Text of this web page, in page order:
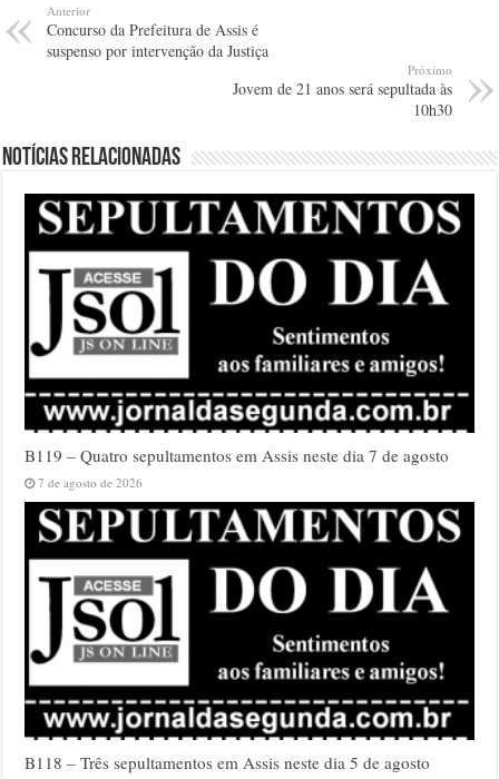
Anterior
Concurso da Prefeitura de Assis é
suspenso por intervenção da Justiça
Próximo
Jovem de 21 anos será sepultada às
10h30
Notícias relacionadas
B119 – Quatro sepultamentos em Assis neste dia 7 de agosto
7 de agosto de 2026
B118 – Três sepultamentos em Assis neste dia 5 de agosto